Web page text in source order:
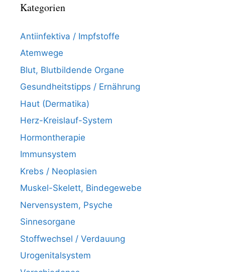
Kategorien
Antiinfektiva / Impfstoffe
Atemwege
Blut, Blutbildende Organe
Gesundheitstipps / Ernährung
Haut (Dermatika)
Herz-Kreislauf-System
Hormontherapie
Immunsystem
Krebs / Neoplasien
Muskel-Skelett, Bindegewebe
Nervensystem, Psyche
Sinnesorgane
Stoffwechsel / Verdauung
Urogenitalsystem